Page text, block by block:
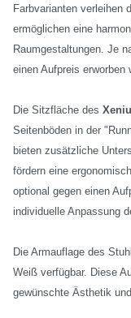
Farbvarianten verleihen
ermöglichen eine
Raumgestaltungen. Je
einen Aufpreis erworben
Die Sitzfläche des
Seitenböden in der
bieten zusätzliche
fördern eine
optional gegen einen
individuelle Anpassung
Die Armauflage des
Weiß verfügbar. Diese
gewünschte Ästhetik